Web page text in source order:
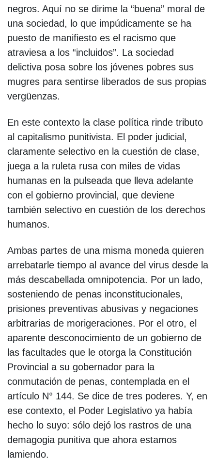
negros. Aquí no se dirime la “buena” moral de
una sociedad, lo que impúdicamente se ha
puesto de manifiesto es el racismo que
atraviesa a los “incluidos”. La sociedad
delictiva posa sobre los jóvenes pobres sus
mugres para sentirse liberados de sus propias
vergüenzas.
En este contexto la clase política rinde tributo
al capitalismo punitivista. El poder judicial,
claramente selectivo en la cuestión de clase,
juega a la ruleta rusa con miles de vidas
humanas en la pulseada que lleva adelante
con el gobierno provincial, que deviene
también selectivo en cuestión de los derechos
humanos.
Ambas partes de una misma moneda quieren
arrebatarle tiempo al avance del virus desde la
más descabellada omnipotencia. Por un lado,
sosteniendo de penas inconstitucionales,
prisiones preventivas abusivas y negaciones
arbitrarias de morigeraciones. Por el otro, el
aparente desconocimiento de un gobierno de
las facultades que le otorga la Constitución
Provincial a su gobernador para la
conmutación de penas, contemplada en el
artículo N° 144. Se dice de tres poderes. Y, en
ese contexto, el Poder Legislativo ya había
hecho lo suyo: sólo dejó los rastros de una
demagogia punitiva que ahora estamos
lamiendo.